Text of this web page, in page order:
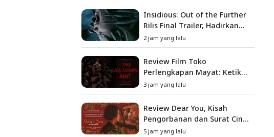
Insidious: Out of the Further
Rilis Final Trailer, Hadirkan
Teror Baru, Iblis Kini Masuk
ke Dunia Manusia
2 jam yang lalu
Review Film Toko
Perlengkapan Mayat: Ketika
Kutukan Keluarga Menjadi
Sumber Teror yang
Sesungguhnya
3 jam yang lalu
Review Dear You, Kisah
Pengorbanan dan Surat Cinta
yang Menyentuh Hati
5 jam yang lalu